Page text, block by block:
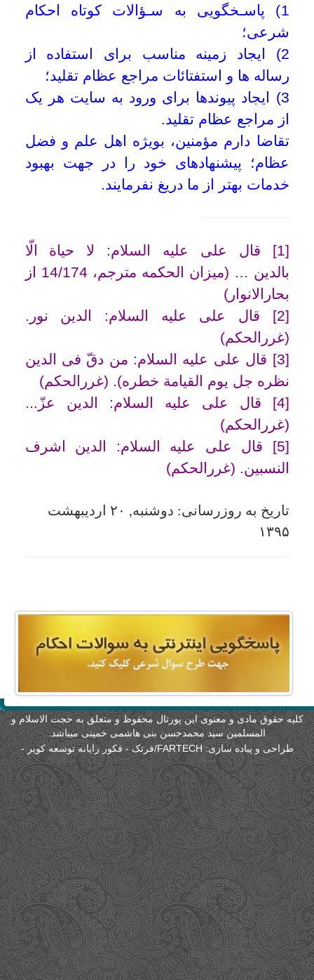
حقوق مادی و معنوی این پورتال محفوظ و متعلق به حجت الاسلام و
المسلمین سید محمدحسن بنی هاشمی خمینی میباشد.
طراحی و پیاده سازی:FARTECH/فرتک - فکور رایانه توسعه کویر -